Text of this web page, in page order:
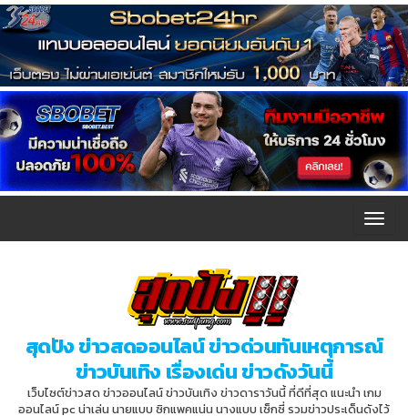
T
e
a
สุดปัง ข่าวสดออนไลน์ ข่าวด่วนทันเหตุการณ์
ข่าวบันเทิง เรื่องเด่น ข่าวดังวันนี้
เว็บไซต์ข่าวสด ข่าวออนไลน์ ข่าวบันเทิง ข่าวดาราวันนี้ ที่ดีที่สุด แนะนำ เกม
ออนไลน์ pc น่าเล่น นายแบบ ซิกแพคแน่น นางแบบ เซ็กซี่ รวมข่าวประเด็นดังไว้